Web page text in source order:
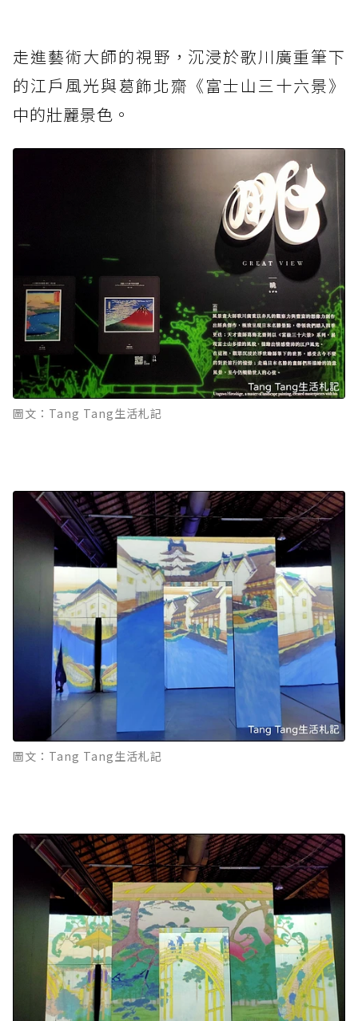
走進藝術大師的視野，沉浸於歌川廣重筆下
的江戶風光與葛飾北齋《富士山三十六景》
中的壯麗景色。
圖文：Tang Tang生活札記
圖文：Tang Tang生活札記